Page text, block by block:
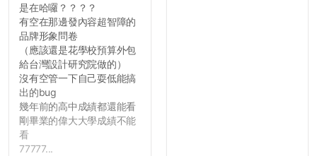
是在哈囉？？？？
有空在那邊發內容超智障的
品牌形象問卷
（應該還是花學校預算外包
給台灣設計研究院做的）
沒有空管一下自己耍低能搞
出的bug
幾年前的高中成績都還能看
剛畢業的偉大大學成績不能
看
77777...